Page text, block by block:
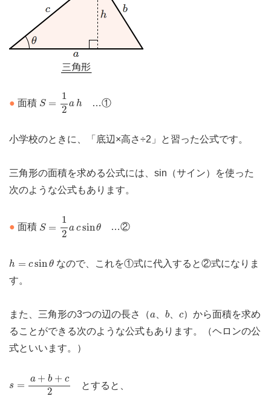
● 面積 S =
1
2 a h
2a
…①
小学校のときに、「底辺×高さ÷2」と習った公式です。
三角形の面積を求める公式には、sin（サイン）を使った
次のような公式もあります。
● 面積 S =
1
2 ac sinθ
2a
…②
h = csinθ
h θ
なので、これを①式に代入すると②式になりま
す。
また、三角形の3つの辺の長さ（a
a b
b c
c）から面積を求め
ることができる次のような公式もあります。（ヘロンの公
式といいます。）
s =
a + b + c
2
+ c2
とすると、